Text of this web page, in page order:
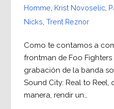
Homme Krist Novoselic,
Nicks Trent Reznor
Como te contamos a
frontman de Foo
grabación de la banda
Sound City: Real to Reel,
manera, rendir un…